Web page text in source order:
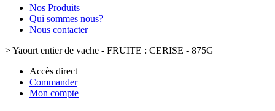
Nos Produits
Qui sommes nous?
Nous contacter
>Yaourt entier de vache - FRUITE : CERISE - 875G
Accès direct
Commander
Mon compte